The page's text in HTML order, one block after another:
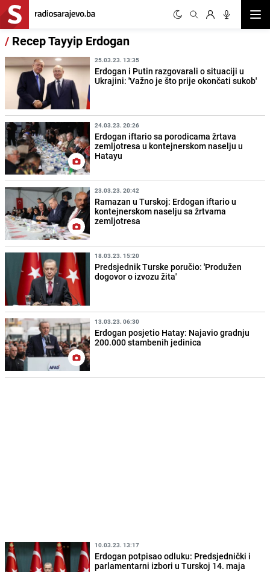
/ Recep Tayyip Erdogan
25.03.23. 13:35
Erdogan i Putin razgovarali o situaciji u
Ukrajini: 'Važno je što prije okončati sukob'
24.03.23. 20:26
Erdogan iftario sa porodicama žrtava
zemljotresa u kontejnerskom naselju u
Hatayu
23.03.23. 20:42
Ramazan u Turskoj: Erdogan iftario u
kontejnerskom naselju sa žrtvama
zemljotresa
18.03.23. 15:20
Predsjednik Turske poručio: 'Produžen
dogovor o izvozu žita'
13.03.23. 06:30
Erdogan posjetio Hatay: Najavio gradnju
200.000 stambenih jedinica
10.03.23. 13:17
Erdogan potpisao odluku: Predsjednički i
parlamentarni izbori u Turskoj 14. maja